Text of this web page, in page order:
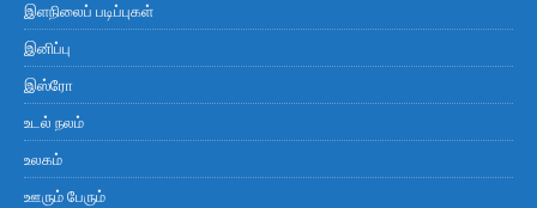
இளநிலைப் படிப்புகள்
இனிப்பு
இஸ்ரோ
உடல் நலம்
உலகம்
ஊரும் பேரும்